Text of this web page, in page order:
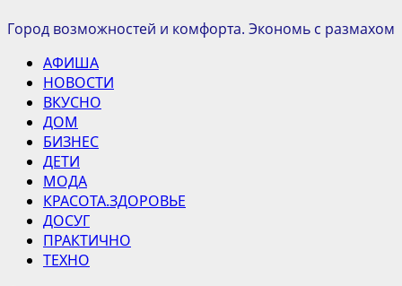
Город возможностей и комфорта. Экономь с размахом
Основное
меню
АФИША
НОВОСТИ
ВКУСНО
ДОМ
БИЗНЕС
ДЕТИ
МОДА
КРАСОТА.ЗДОРОВЬЕ
ДОСУГ
ПРАКТИЧНО
ТЕХНО